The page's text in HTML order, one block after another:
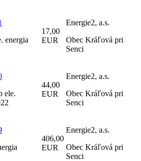
energia
17,00
EUR
Energie2, a.s.
Obec Kráľová pri
Senci
ele.
44,00
EUR
Energie2, a.s.
Obec Kráľová pri
Senci
406,00
EUR
Energie2, a.s.
Obec Kráľová pri
Senci